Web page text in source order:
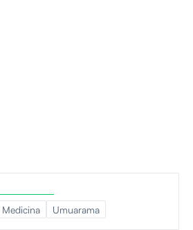
Medicina Umuarama